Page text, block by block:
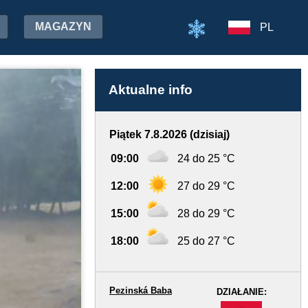
MAGAZYN PL
Aktualne info
Piątek 7.8.2026 (dzisiaj)
09:00 24 do 25 °C
12:00 27 do 29 °C
15:00 28 do 29 °C
18:00 25 do 27 °C
DZIAŁANIE:
Pezinská Baba